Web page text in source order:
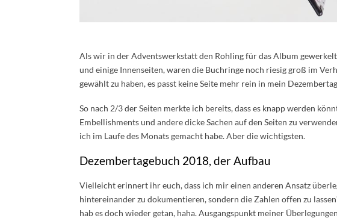
Als wir in der Adventswerkstatt den Rohling für das Album
und einige Innenseiten, waren die Buchringe noch riesig groß im
gewählt zu haben, es passt keine Seite mehr rein in mein
So nach 2/3 der Seiten merkte ich bereits, dass es knapp werden
Embellishments und andere dicke Sachen auf den Seiten zu
ich im Laufe des Monats gemacht habe. Aber die wichtigsten.
Dezembertagebuch 2018, der Aufbau
Vielleicht erinnert ihr euch, dass ich mir einen anderen Ansatz
hintereinander zu dokumentieren, sondern die Zahlen offen zu
hab es doch wieder getan, haha. Ausgangspunkt meiner